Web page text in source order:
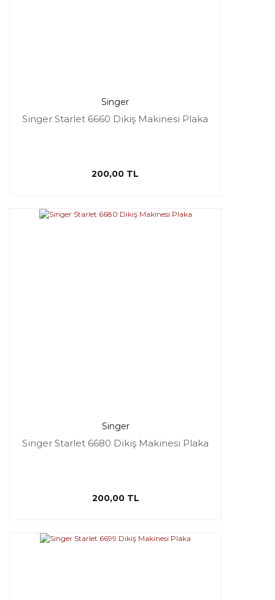
Singer
Singer Starlet 6660 Dikiş Makinesi Plaka
200,00 TL
Singer
Singer Starlet 6680 Dikiş Makinesi Plaka
200,00 TL